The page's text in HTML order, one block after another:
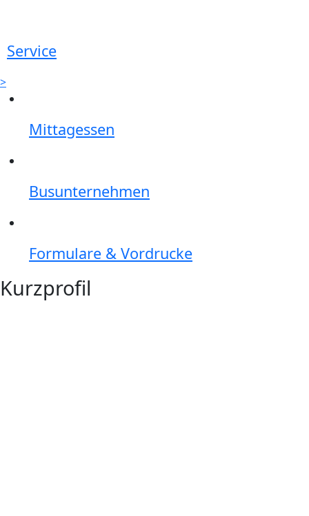
Service
>
Mittagessen
Busunternehmen
Formulare & Vordrucke
Kurzprofil